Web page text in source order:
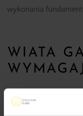
wykonania
WIATA
wiatę garażową
.